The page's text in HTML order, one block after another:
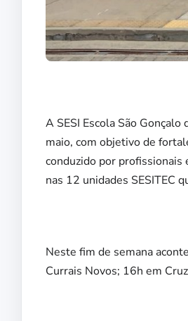
A SESI Escola São
maio, com objetivo de
conduzido por profissionais
nas 12 unidades SESITEC
Neste fim de semana
Currais Novos; 16h em